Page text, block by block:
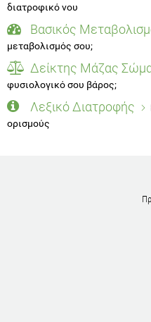
διατροφικό νου
Βασικός
μεταβολισμός σου;
Δείκτης Μάζας
φυσιολογικό σου βάρος;
Λεξικό Διατροφής
ορισμούς